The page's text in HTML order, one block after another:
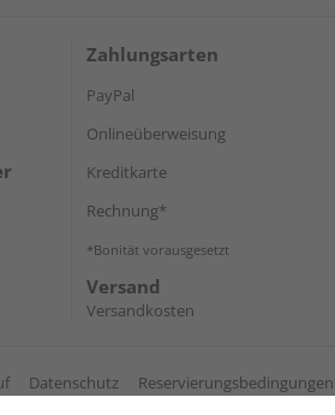
Zahlungsarten
PayPal
Onlineüberweisung
Kreditkarte
Rechnung*
*Bonität vorausgesetzt
Versand
Versandkosten
Datenschutz Reservierungsbedingungen